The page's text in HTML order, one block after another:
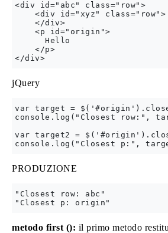
<div id="abc" class="row">
    <div id="xyz" class="row">
    </div>
    <p id="origin">
      Hello
    </p>
jQuery
var target =
console.log("Closest row:",
var target2 =
PRODUZIONE
"Closest row: abc"
metodo first (): il primo metodo